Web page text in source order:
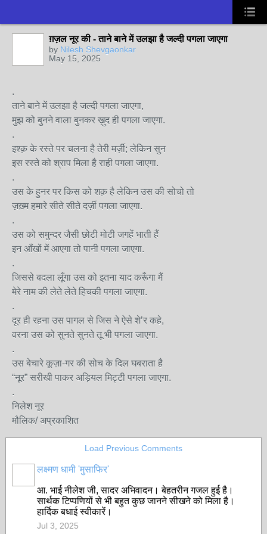
ग़ज़ल नूर की - ताने बाने में उलझा है जल्दी पगला जाएगा
by Nilesh Shevgaonkar
May 15, 2025
.
ताने बाने में उलझा है जल्दी पगला जाएगा,
मुझ को बुनने वाला बुनकर ख़ुद ही पगला जाएगा.
.
इश्क़ के रस्ते पर चलना है तेरी मर्ज़ी; लेकिन सुन
इस रस्ते को श्राप मिला है राही पगला जाएगा.
.
उस के हुनर पर किस को शक़ है लेकिन उस की सोचो तो
ज़ख़्म हमारे सीते सीते दर्ज़ी पगला जाएगा.
.
उस को समुन्दर जैसी छोटी मोटी जगहें भाती हैं
इन आँखों में आएगा तो पानी पगला जाएगा.
.
जिससे बदला लूँगा उस को इतना याद करूँगा मैं
मेरे नाम की लेते लेते हिचकी पगला जाएगा.
.
दूर ही रहना उस पागल से जिस ने ऐसे शे’र कहे,
वरना उस को सुनते सुनते तू भी पगला जाएगा.
.
उस बेचारे कूज़ा-गर की सोच के दिल घबराता है
“नूर” सरीखी पाकर अड़ियल मिट्टी पगला जाएगा.
.
निलेश नूर
मौलिक/ अप्रकाशित
Load Previous Comments
लक्ष्मण धामी 'मुसाफिर'
आ. भाई नीलेश जी, सादर अभिवादन। बेहतरीन गजल हुई है।
सार्थक टिप्पणियों से भी बहुत कुछ जानने सीखने को मिला है।
हार्दिक बधाई स्वीकारें।
Jul 3, 2025